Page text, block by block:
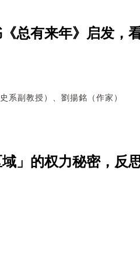
总有来年》启发，
系副教授）、劉揚銘（作家）
」的权力秘密，反